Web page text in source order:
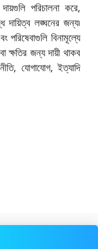
পরিচালনা করে,
দায়িত্ব লঙ্ঘনের জন্য৷
বিনামূল্যে
ক্ষতির জন্য দায়ী থাকব
যোগাযোগ, ইত্যাদি